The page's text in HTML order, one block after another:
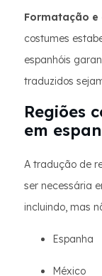
Formatação e
costumes
espanhóis
traduzidos
Regiões
em
A tradução de
ser necessária
incluindo, mas
Espanha
México